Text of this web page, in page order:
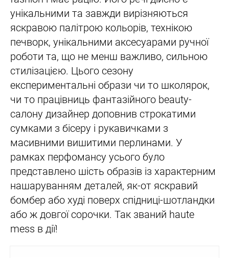
унікальними та завжди вирізняються
яскравою палітрою кольорів, технікою
печворк, унікальними аксесуарами ручної
роботи та, що не менш важливо, сильною
стилізацією. Цього сезону
експериментальні образи чи то школярок,
чи то працівниць фантазійного beauty-
салону дизайнер доповнив строкатими
сумками з бісеру і рукавичками з
масивними вишитими перлинами. У
рамках перфомансу усього було
представлено шість образів із характерним
нашаруванням деталей, як-от яскравий
бомбер або худі поверх спідниці-шотландки
або ж довгої сорочки. Так званий haute
mess в дії!